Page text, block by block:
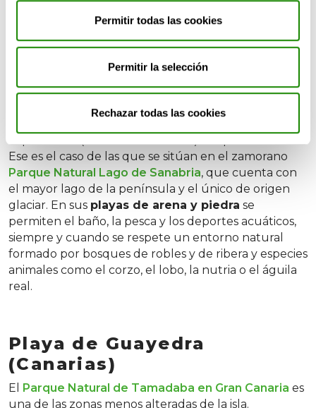
Permitir todas las cookies
Permitir la selección
Rechazar todas las cookies
Arenales de Vigo-Los
Enanos, El Folgoso, Custa
Llago y Viquiella (Castilla y
León)
playas fluvialesno suelen ser tan conocidas
Ese es el caso de las que se sitúan en el zamorano
Parque Natural Lago de Sanabria, que cuenta con
el mayor lago de la península y el único de origen
glaciar. En sus playas de arena y piedra se
permiten el baño, la pesca y los deportes acuáticos,
siempre y cuando se respete un entorno natural
formado por bosques de robles y de ribera y especies
animales como el corzo, el lobo, la nutria o el águila
real.
Playa de Guayedra
(Canarias)
El Parque Natural de Tamadaba en Gran Canaria es
una de las zonas menos alteradas de la isla.